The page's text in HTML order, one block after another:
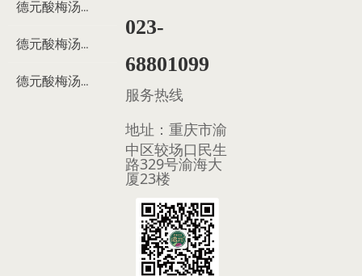
023-
68801099
服务热线
地址： 重庆市渝
中区较场口民生
路329号渝海大
厦23楼
德元酸梅汤来历
德元酸梅汤制作过程
德元酸梅汤多少钱